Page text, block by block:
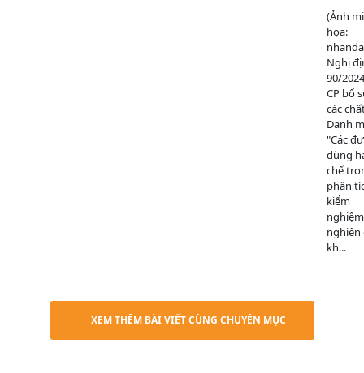
(Ảnh
họa:
Nghị
90/
CP bổ
các
Danh
"Các
dùng
chế
phân
kiểm
nghiên
kh...
XEM THÊM BÀI VIẾT CÙNG CHUYÊN MỤC